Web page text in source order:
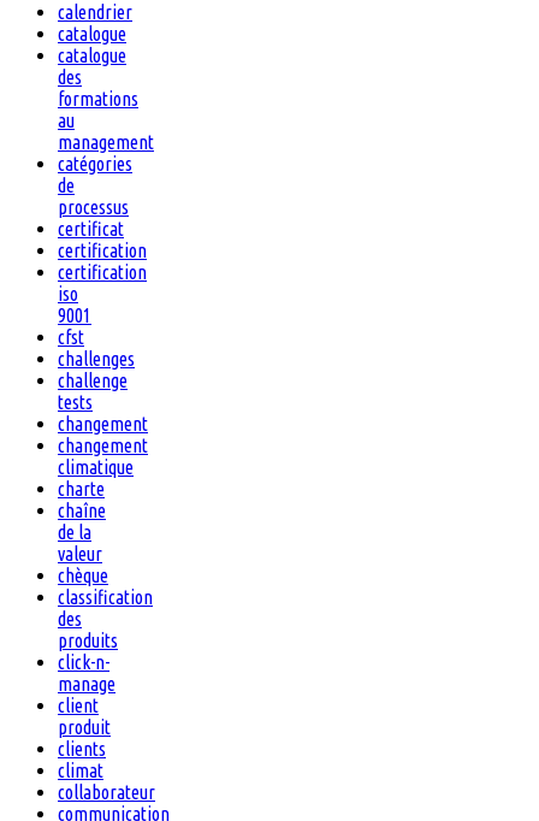
calendrier
catalogue
catalogue
des
formations
au
management
catégories
de
processus
certificat
certification
certification
iso
9001
cfst
challenges
challenge
tests
changement
changement
climatique
charte
chaîne
de la
valeur
chèque
classification
des
produits
click-n-
manage
client
produit
clients
climat
collaborateur
communication